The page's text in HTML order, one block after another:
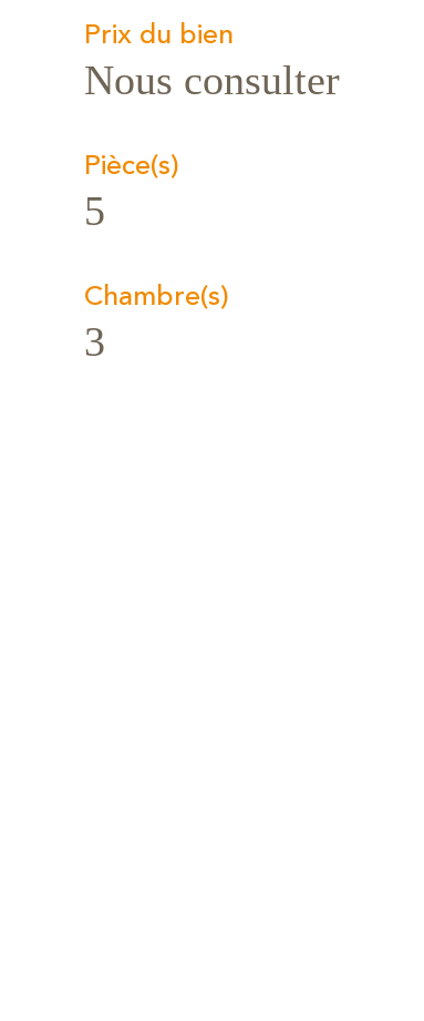
Prix du bien
Nous consulter
Pièce(s)
5
Chambre(s)
3